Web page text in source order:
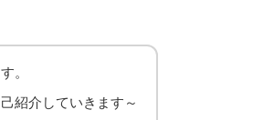
。
紹介していきます～